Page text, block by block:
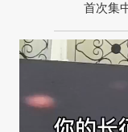
首次集